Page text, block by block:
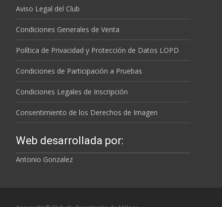
Aviso Legal del Club
Condiciones Generales de Venta
Política de Privacidad y Protección de Datos LOPD
Condiciones de Participación a Pruebas
Condiciones Legales de Inscripción
Consentimiento de los Derechos de Imagen
Web desarrollada por:
Antonio Gonzalez